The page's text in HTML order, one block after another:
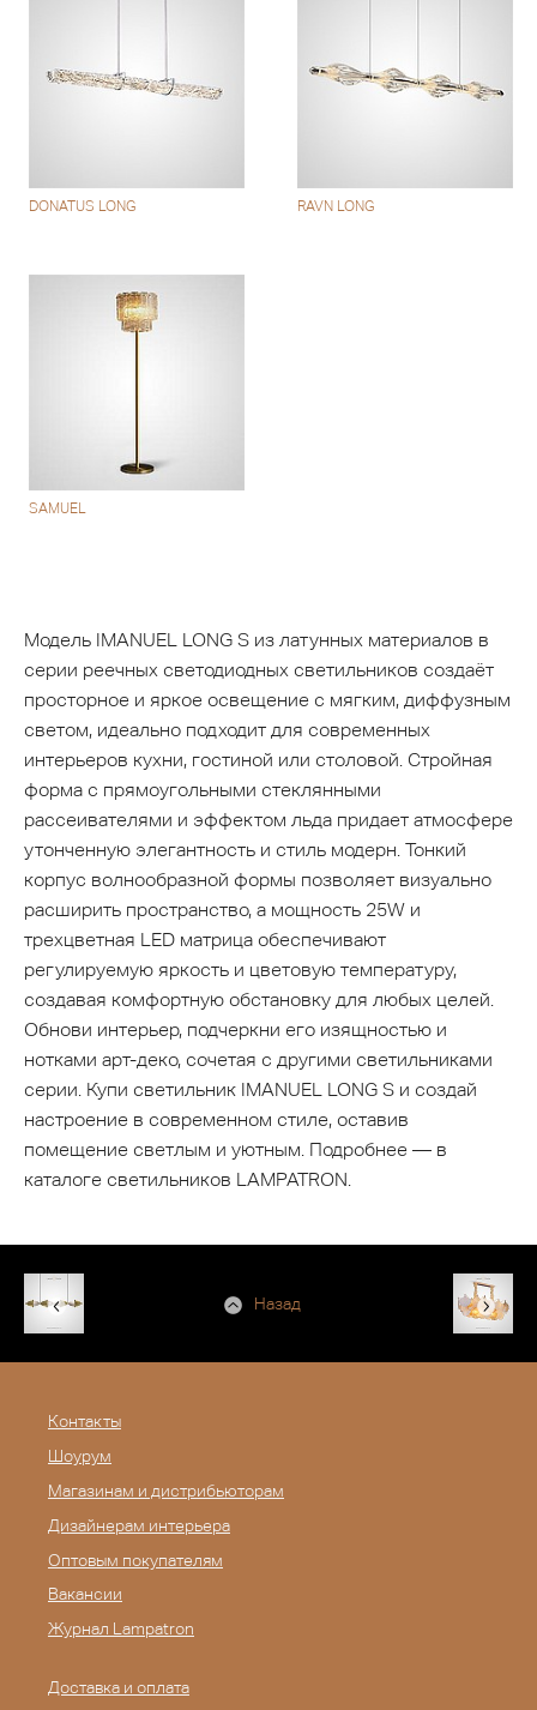
DONATUS LONG RAVN LONG
SAMUEL
Модель IMANUEL LONG S из латунных материалов в
серии реечных светодиодных светильников создаёт
просторное и яркое освещение с мягким, диффузным
светом, идеально подходит для современных
интерьеров кухни, гостиной или столовой. Стройная
форма с прямоугольными стеклянными
рассеивателями и эффектом льда придает атмосфере
утонченную элегантность и стиль модерн. Тонкий
корпус волнообразной формы позволяет визуально
расширить пространство, а мощность 25W и
трехцветная LED матрица обеспечивают
регулируемую яркость и цветовую температуру,
создавая комфортную обстановку для любых целей.
Обнови интерьер, подчеркни его изящностью и
нотками арт-деко, сочетая с другими светильниками
серии. Купи светильник IMANUEL LONG S и создай
настроение в современном стиле, оставив
помещение светлым и уютным. Подробнее — в
каталоге светильников LAMPATRON.
Назад
Контакты
Шоурум
Магазинам и дистрибьюторам
Дизайнерам интерьера
Оптовым покупателям
Вакансии
Журнал Lampatron
Доставка и оплата